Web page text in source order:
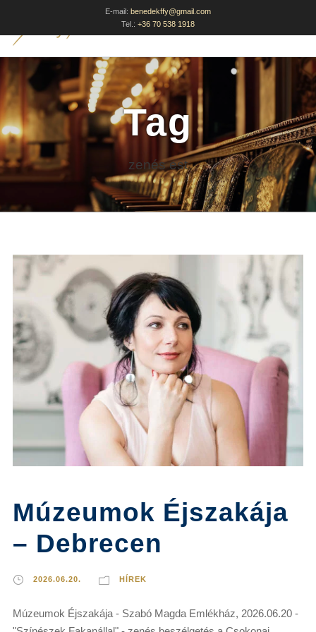
E-mail: benedekffy@gmail.com
Tel.: +36 70 538 1918
Tag
zenés est
Múzeumok Éjszakája
– Debrecen
2026.06.20. HÍREK
Múzeumok Éjszakája - Szabó Magda Emlékház, 2026.06.20 -